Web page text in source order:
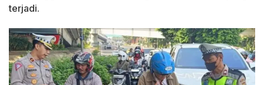
terjadi.